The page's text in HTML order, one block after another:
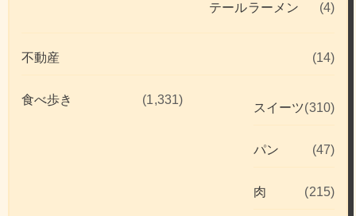
テールラーメン (4)
不動産 (14)
食べ歩き (1,331)
スイーツ(310)
パン (47)
肉 (215)